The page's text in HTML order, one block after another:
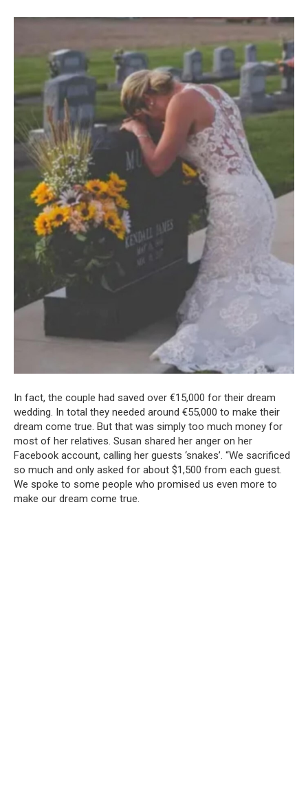
In fact, the couple had saved over €15,000 for their dream
wedding. In total they needed around €55,000 to make their
dream come true. But that was simply too much money for
most of her relatives. Susan shared her anger on her
Facebook account, calling her guests ‘snakes’. “We sacrificed
so much and only asked for about $1,500 from each guest.
We spoke to some people who promised us even more to
make our dream come true.